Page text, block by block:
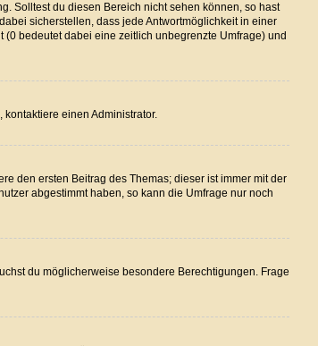
Solltest du diesen Bereich nicht sehen können, so hast
sicherstellen, dass jede Antwortmöglichkeit in einer
bedeutet dabei eine zeitlich unbegrenzte Umfrage) und
einen Administrator.
den ersten Beitrag des Themas; dieser ist immer mit der
abgestimmt haben, so kann die Umfrage nur noch
du möglicherweise besondere Berechtigungen. Frage